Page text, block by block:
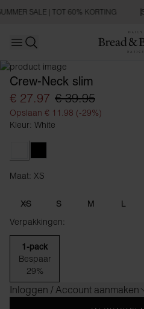
SALE | TOT 60% KORTING
Open main menu
Crew-Neck slim
€ 27.97 € 39.95
Opslaan € 11.98 (-29%)
Kleur: White
Maat: XS
XS S M L
Verpakkingen:
1-pack
Bespaar
29%
Inloggen / Account aanmaken